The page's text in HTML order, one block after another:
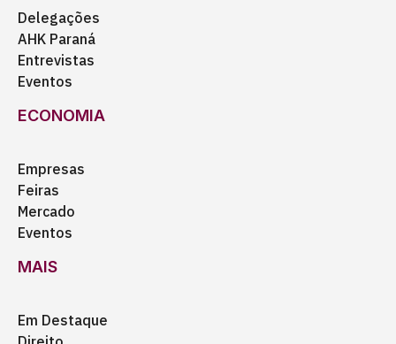
Delegações
AHK Paraná
Entrevistas
Eventos
ECONOMIA
Empresas
Feiras
Mercado
Eventos
MAIS
Em Destaque